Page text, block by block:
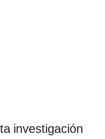
investigación